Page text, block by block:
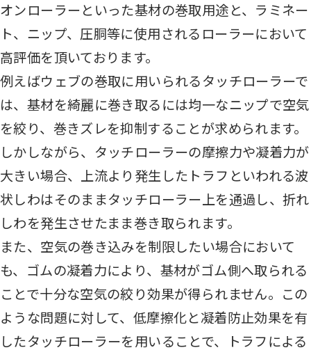
オンローラーといった基材の巻取用途と、ラミネー
ト、ニップ、圧胴等に使用されるローラーにおいて
高評価を頂いております。
例えばウェブの巻取に用いられるタッチローラーで
は、基材を綺麗に巻き取るには均一なニップで空気
を絞り、巻きズレを抑制することが求められます。
しかしながら、タッチローラーの摩擦力や凝着力が
大きい場合、上流より発生したトラフといわれる波
状しわはそのままタッチローラー上を通過し、折れ
しわを発生させたまま巻き取られます。
また、空気の巻き込みを制限したい場合において
も、ゴムの凝着力により、基材がゴム側へ取られる
ことで十分な空気の絞り効果が得られません。この
ような問題に対して、低摩擦化と凝着防止効果を有
したタッチローラーを用いることで、トラフによる